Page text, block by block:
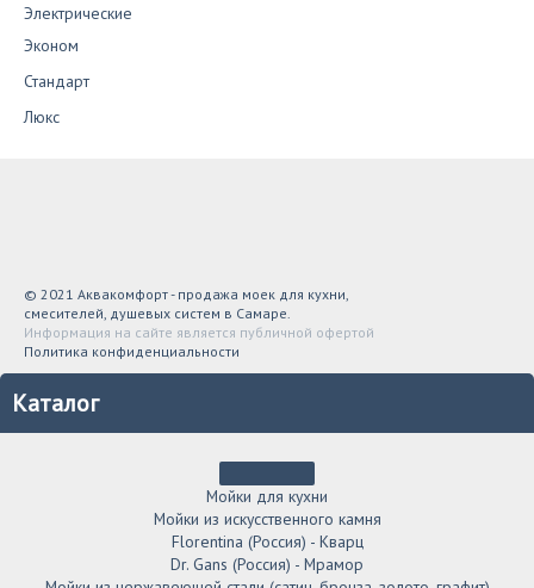
Электрические
Эконом
Стандарт
Люкс
© 2021 Аквакомфорт - продажа моек для кухни,
смесителей, душевых систем в Самаре.
Информация на сайте является публичной офертой
Политика конфиденциальности
Каталог
Мойки для кухни
Мойки из искусственного камня
Florentina (Россия) - Кварц
Dr. Gans (Россия) - Мрамор